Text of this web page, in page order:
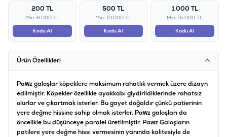
200 TL
Min: 6.000 TL
Kodu Al
500 TL
Min: 10.000 TL
Kodu Al
1.000 TL
Min: 15.000 TL
Kodu Al
Ürün Özellikleri
Pawz galoşlar köpeklere maksimum rahatlık vermek üzere dizayn
edilmiştir. Köpekler özellikle ayakkabı giydirildiklerinde rahatsız
olurlar ve çıkartmak isterler. Bu gayet doğaldır çünkü patierinin
yere değme hissine sahip olmak isterler. Pawz galoşları da
öncelikle bu düşünceye paralel üretilmiştir. Pawz Galoşların
patilere yere değme hissi vermesinin yanında kalitesiyle de